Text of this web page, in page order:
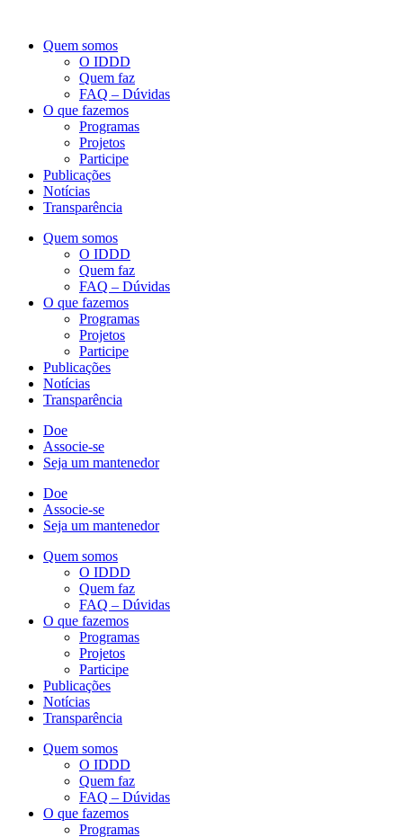
Quem somos
O IDDD
Quem faz
FAQ – Dúvidas
O que fazemos
Programas
Projetos
Participe
Publicações
Notícias
Transparência
Quem somos
O IDDD
Quem faz
FAQ – Dúvidas
O que fazemos
Programas
Projetos
Participe
Publicações
Notícias
Transparência
Doe
Associe-se
Seja um mantenedor
Doe
Associe-se
Seja um mantenedor
Quem somos
O IDDD
Quem faz
FAQ – Dúvidas
O que fazemos
Programas
Projetos
Participe
Publicações
Notícias
Transparência
Quem somos
O IDDD
Quem faz
FAQ – Dúvidas
O que fazemos
Programas